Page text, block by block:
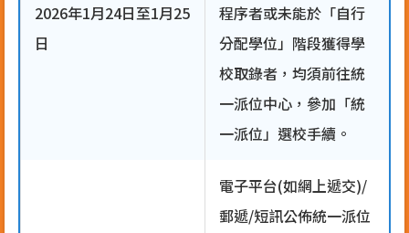
2026年1月24日至1月25
日
程序者或未能於「自行
分配學位」階段獲得學
校取錄者，均須前往統
一派位中心，參加「統
一派位」選校手續。
電子平台(如網上遞交)/
郵遞/短訊公佈統一派位